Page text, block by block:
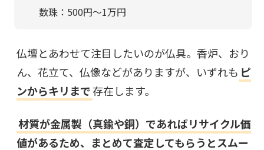
数珠 ：500円～1万円
仏壇とあわせて注目したいのが仏具。香炉、おり
ん、花立て、仏像などがありますが、いずれも ピ
ンからキリまで存在します。
材質が金属製（真鍮や銅）であればリサイクル価
値があるため、まとめて査定してもらうとスムー